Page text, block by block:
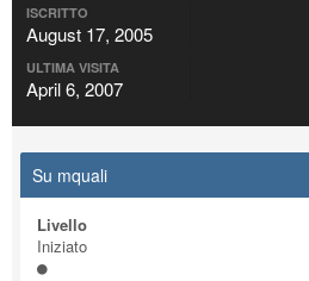
ISCRITTO
August 17, 2005
ULTIMA VISITA
April 6, 2007
Su mquali
Livello
Iniziato